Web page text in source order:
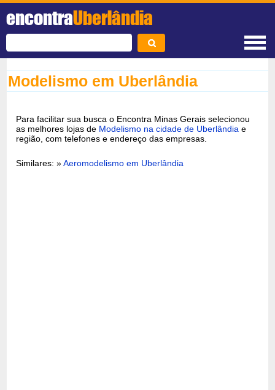
encontraUberlândia
Modelismo em Uberlândia
Para facilitar sua busca o Encontra Minas Gerais selecionou
as melhores lojas de Modelismo na cidade de Uberlândia e
região, com telefones e endereço das empresas.
Similares: »Aeromodelismo em Uberlândia